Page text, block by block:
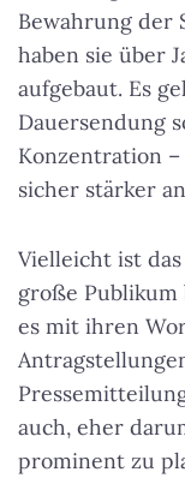
Bewahrung der
haben sie über
aufgebaut. Es
Dauersendung
Konzentration –
sicher stärker
Vielleicht ist
große Publikum
es mit ihren
auch, eher
prominent zu